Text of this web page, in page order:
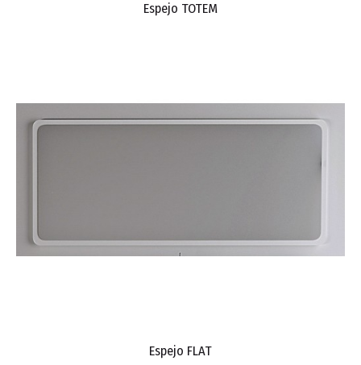
Espejo TOTEM
Espejo FLAT